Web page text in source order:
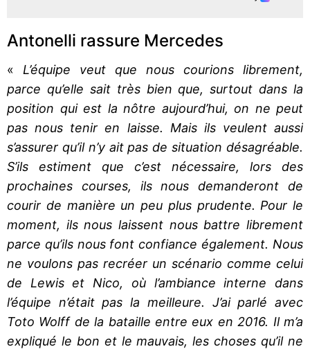
Antonelli rassure Mercedes
« L’équipe veut que nous courions librement,
parce qu’elle sait très bien que, surtout dans la
position qui est la nôtre aujourd’hui, on ne peut
pas nous tenir en laisse. Mais ils veulent aussi
s’assurer qu’il n’y ait pas de situation désagréable.
S’ils estiment que c’est nécessaire, lors des
prochaines courses, ils nous demanderont de
courir de manière un peu plus prudente. Pour le
moment, ils nous laissent nous battre librement
parce qu’ils nous font confiance également. Nous
ne voulons pas recréer un scénario comme celui
de Lewis et Nico, où l’ambiance interne dans
l’équipe n’était pas la meilleure. J’ai parlé avec
Toto Wolff de la bataille entre eux en 2016. Il m’a
expliqué le bon et le mauvais, les choses qu’il ne